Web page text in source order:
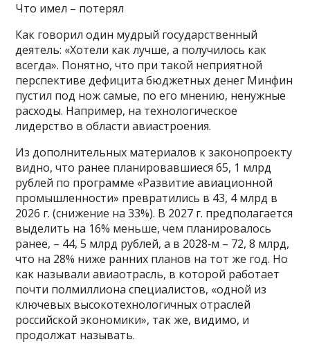
Что имел – потерял
Как говорил один мудрый государственный
деятель: «Хотели как лучше, а получилось как
всегда». Понятно, что при такой неприятной
перспективе дефицита бюджетных денег Минфин
пустил под нож самые, по его мнению, ненужные
расходы. Например, на технологическое
лидерство в области авиастроения.
Из дополнительных материалов к законопроекту
видно, что ранее планировавшиеся 65, 1 млрд
рублей по программе «Развитие авиационной
промышленности» превратились в 43, 4 млрд в
2026 г. (снижение на 33%). В 2027 г. предполагается
выделить на 16% меньше, чем планировалось
ранее, – 44, 5 млрд рублей, а в 2028‑м – 72, 8 млрд,
что на 28% ниже ранних планов на тот же год. Но
как называли авиаотрасль, в которой работает
почти полмиллиона специалистов, «одной из
ключевых высокотехнологичных отраслей
российской экономики», так же, видимо, и
продолжат называть.